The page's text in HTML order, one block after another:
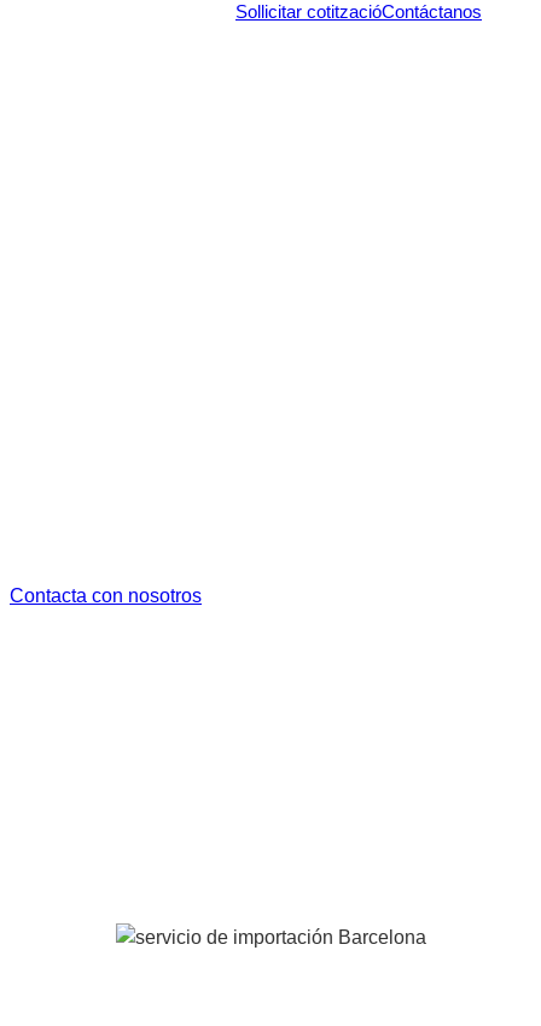
Sollicitar cotitzacióContáctanos
Contacta con nosotros